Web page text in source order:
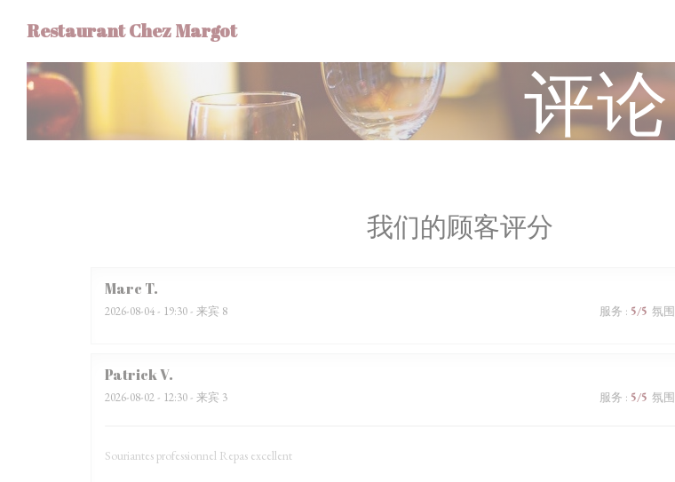
Restaurant Chez Margot
评论
我们的顾客评分
Marc T
2026-08-04 - 19:30 - 来宾 8 服务 : 5/5 氛围
PatrickV
2026-08-02 - 12:30 - 来宾 3 服务 : 5/5 氛围
Souriantes professionnel Repas excellent